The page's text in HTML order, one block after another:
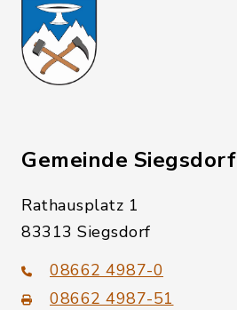
Gemeinde Siegsdorf
Rathausplatz 1
83313 Siegsdorf
08662 4987-0
08662 4987-51